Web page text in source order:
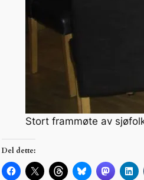
Stort frammøte av
Del dette: